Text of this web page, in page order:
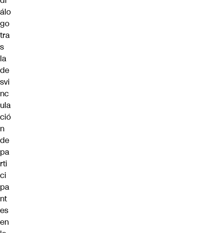
álo
go
tra
s
la
de
svi
nc
ula
ció
n
de
pa
rti
ci
pa
nt
es
en